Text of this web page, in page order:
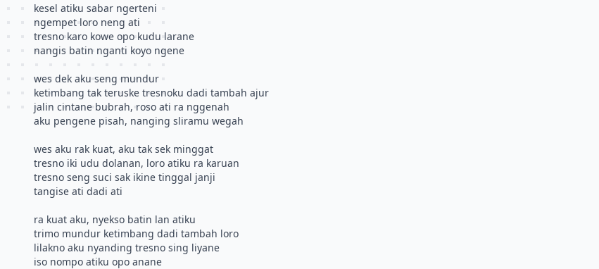
kesel atiku sabar ngerteni
ngempet loro neng ati
tresno karo kowe opo kudu larane
nangis batin nganti koyo ngene
wes dek aku seng mundur
ketimbang tak teruske tresnoku dadi tambah ajur
jalin cintane bubrah, roso ati ra nggenah
aku pengene pisah, nanging sliramu wegah
wes aku rak kuat, aku tak sek minggat
tresno iki udu dolanan, loro atiku ra karuan
tresno seng suci sak ikine tinggal janji
tangise ati dadi ati
ra kuat aku, nyekso batin lan atiku
trimo mundur ketimbang dadi tambah loro
lilakno aku nyanding tresno sing liyane
iso nompo atiku opo anane